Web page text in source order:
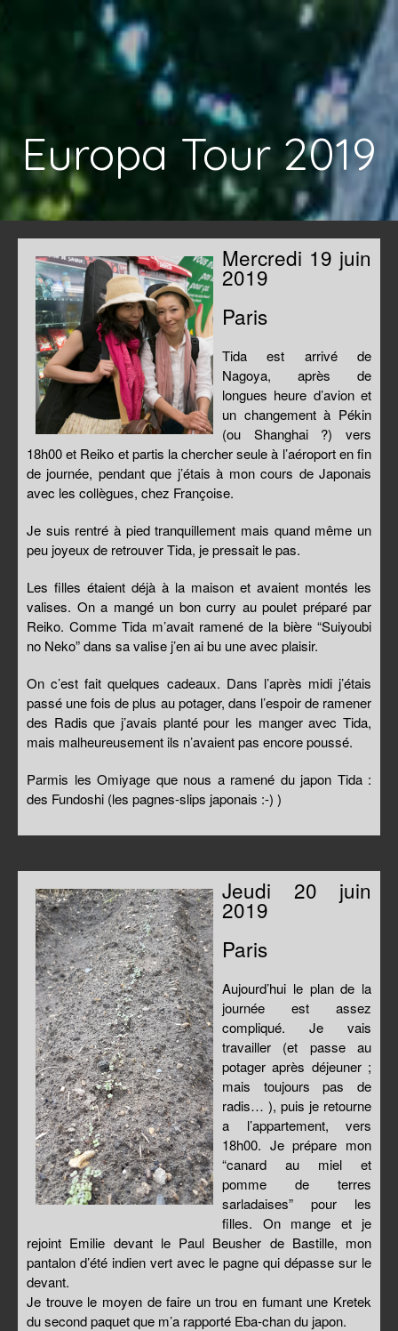
Europa Tour 2019
Mercredi 19 juin
2019
Paris
Tida est arrivé de
Nagoya, après de
longues heure d’avion et
un changement à Pékin
(ou Shanghai ?) vers
18h00 et Reiko et partis la chercher seule à l’aéroport en fin
de journée, pendant que j’étais à mon cours de Japonais
avec les collègues, chez Françoise.
Je suis rentré à pied tranquillement mais quand même un
peu joyeux de retrouver Tida, je pressait le pas.
Les filles étaient déjà à la maison et avaient montés les
valises. On a mangé un bon curry au poulet préparé par
Reiko. Comme Tida m’avait ramené de la bière “Suiyoubi
no Neko” dans sa valise j’en ai bu une avec plaisir.
On c’est fait quelques cadeaux. Dans l’après midi j’étais
passé une fois de plus au potager, dans l’espoir de ramener
des Radis que j’avais planté pour les manger avec Tida,
mais malheureusement ils n’avaient pas encore poussé.
Parmis les Omiyage que nous a ramené du japon Tida :
des Fundoshi (les pagnes-slips japonais :-) )
Jeudi 20 juin
2019
Paris
Aujourd’hui le plan de la
journée est assez
compliqué. Je vais
travailler (et passe au
potager après déjeuner ;
mais toujours pas de
radis… ), puis je retourne
a l’appartement, vers
18h00. Je prépare mon
“canard au miel et
pomme de terres
sarladaises” pour les
filles. On mange et je
rejoint Emilie devant le Paul Beusher de Bastille, mon
pantalon d’été indien vert avec le pagne qui dépasse sur le
devant.
Je trouve le moyen de faire un trou en fumant une Kretek
du second paquet que m’a rapporté Eba-chan du japon.